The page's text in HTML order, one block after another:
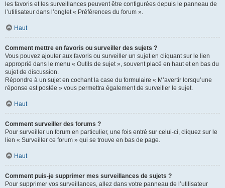
les favoris et les surveillances peuvent être configurées depuis le panneau de
l’utilisateur dans l’onglet « Préférences du forum ».
Haut
Comment mettre en favoris ou surveiller des sujets ?
Vous pouvez ajouter aux favoris ou surveiller un sujet en cliquant sur le lien
approprié dans le menu « Outils de sujet », souvent placé en haut et en bas du
sujet de discussion.
Répondre à un sujet en cochant la case du formulaire « M’avertir lorsqu’une
réponse est postée » vous permettra également de surveiller le sujet.
Haut
Comment surveiller des forums ?
Pour surveiller un forum en particulier, une fois entré sur celui-ci, cliquez sur le
lien « Surveiller ce forum » qui se trouve en bas de page.
Haut
Comment puis-je supprimer mes surveillances de sujets ?
Pour supprimer vos surveillances, allez dans votre panneau de l’utilisateur